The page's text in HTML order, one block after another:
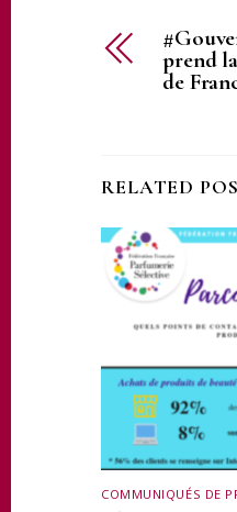
prend
de
RELATED
COMMUNIQUÉS DE